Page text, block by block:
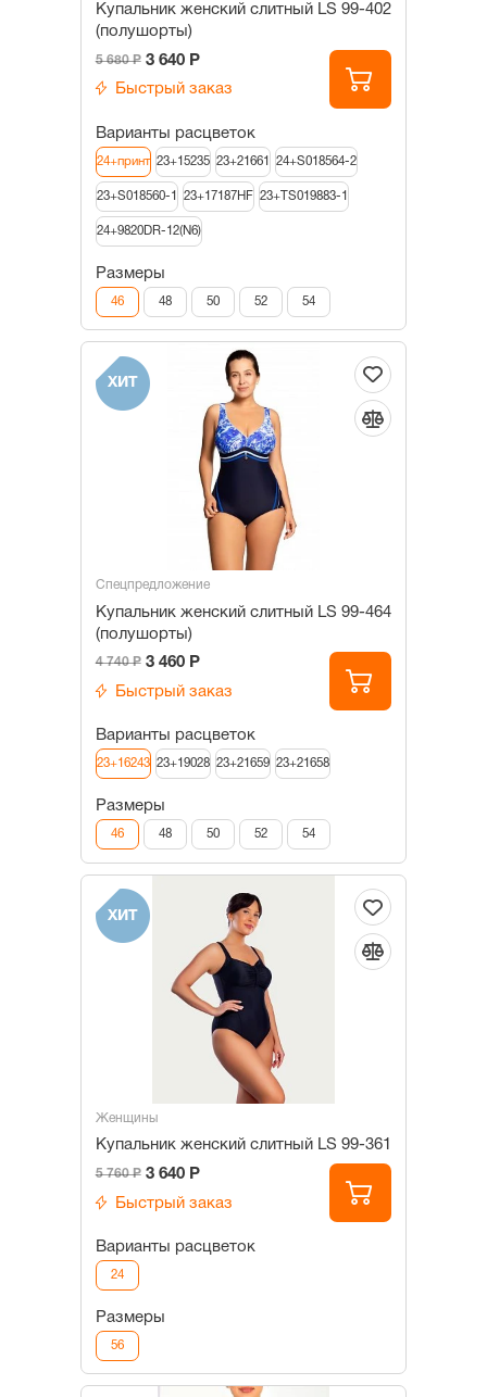
Купальник женский слитный LS 99-402
(полушорты)
5 680 Р 3 640 Р
Быстрый заказ
Варианты расцветок
24+принт 23+15235 23+21661 24+S018564-2
23+S018560-1 23+17187HF 23+TS019883-1
24+9820DR-12(N6)
Размеры
46 48 50 52 54
ХИТ
Спецпредложение
Купальник женский слитный LS 99-464
(полушорты)
4 740 Р 3 460 Р
Быстрый заказ
Варианты расцветок
23+16243 23+19028 23+21659 23+21658
Размеры
46 48 50 52 54
ХИТ
Женщины
Купальник женский слитный LS 99-361
5 760 Р 3 640 Р
Быстрый заказ
Варианты расцветок
24
Размеры
56